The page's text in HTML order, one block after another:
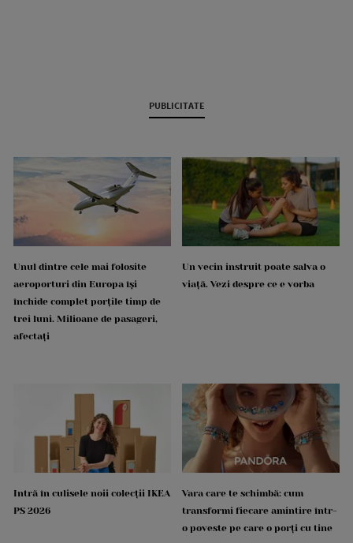
PUBLICITATE
Unul dintre cele mai folosite
aeroporturi din Europa își
închide complet porțile timp de
trei luni. Milioane de pasageri,
afectați
Un vecin instruit poate salva o
viață. Vezi despre ce e vorba
Intră în culisele noii colecții IKEA
PS 2026
Vara care te schimbă: cum
transformi fiecare amintire într-
o poveste pe care o porți cu tine